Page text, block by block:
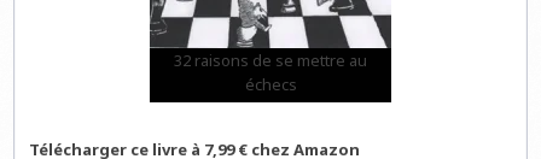
32 raisons de se mettre au
échecs
Télécharger ce livre à 7,99 € chez Amazon